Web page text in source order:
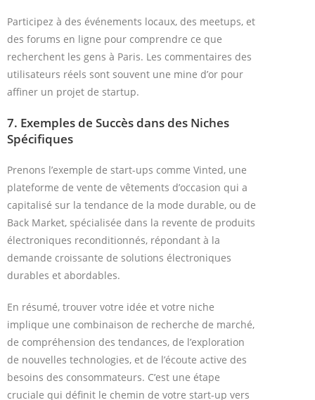
Participez à des événements locaux, des meetups, et
des forums en ligne pour comprendre ce que
recherchent les gens à Paris. Les commentaires des
utilisateurs réels sont souvent une mine d’or pour
affiner un projet de startup.
7. Exemples de Succès dans des Niches
Spécifiques
Prenons l’exemple de start-ups comme Vinted, une
plateforme de vente de vêtements d’occasion qui a
capitalisé sur la tendance de la mode durable, ou de
Back Market, spécialisée dans la revente de produits
électroniques reconditionnés, répondant à la
demande croissante de solutions électroniques
durables et abordables.
En résumé, trouver votre idée et votre niche
implique une combinaison de recherche de marché,
de compréhension des tendances, de l’exploration
de nouvelles technologies, et de l’écoute active des
besoins des consommateurs. C’est une étape
cruciale qui définit le chemin de votre start-up vers